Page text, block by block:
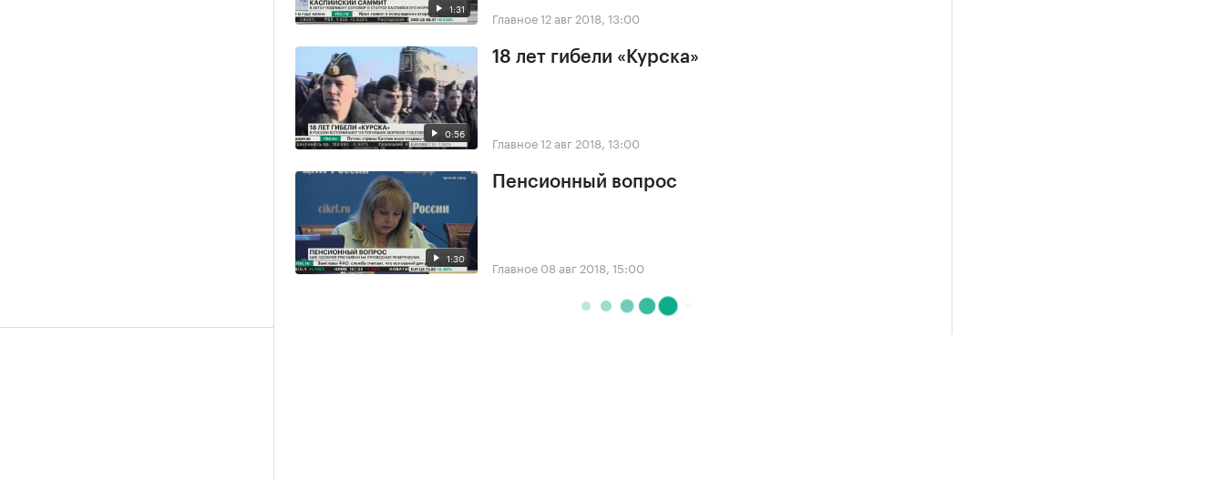
1:31 Главное12 авг 2018, 13:00
0:56
18 лет гибели «Курска»
Главное12 авг 2018, 13:00
1:30
Пенсионный вопрос
Главное 08 авг 2018, 15:00